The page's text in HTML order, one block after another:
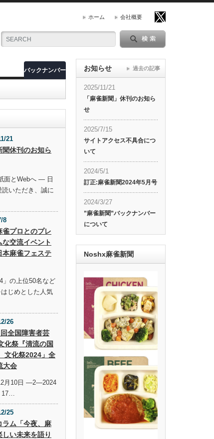
ホーム 会社概要
バックナンバー
21
聞休刊のお知ら
面とWebへ ― 日
いただき、誠に
8
雀プロとのプレ
な交流イベント
本麻雀フェステ
」の上位50名など
じめとした人気
26
全国障害者芸
化祭『清流の国
文化祭2024」全
大会
月10日 —2—2024
17…
25
ラム「今夜、麻
しい未来を語り
お知らせ
2025/11/21
「麻雀新聞」休刊のお知ら
せ
2025/7/15
サイトアクセス不具合につ
いて
2024/5/1
訂正:麻雀新聞2024年5月号
2024/3/27
”麻雀新聞”バックナンバー
について
過去の記事
Noshx麻雀新聞